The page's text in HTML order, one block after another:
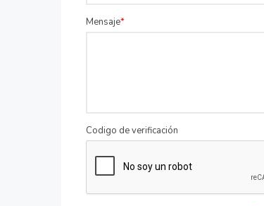
Mensaje
Codigo de verificación